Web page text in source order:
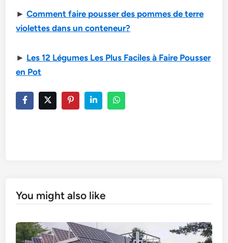
►Comment faire pousser des pommes de terre
violettes dans un conteneur?
► Les 12 Légumes Les Plus Faciles à Faire Pousser
en Pot
You might also like